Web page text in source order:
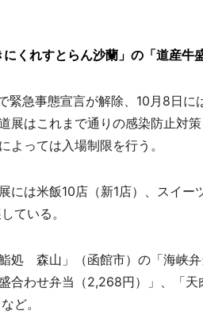
にくれすとらん沙蘭」の「道産牛
急事態宣言が解除、10月8日に
展はこれまで通りの感染防止対
よっては入場制限を行う。
には米飯10店（新1店）、スイー
ている。
処 森山」（函館市）の「海峡弁
合わせ弁当（2,268円）」、「
ど。